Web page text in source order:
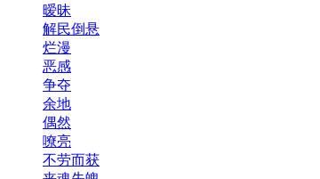
暧昧
解民倒悬
烂漫
恶感
争夺
余地
偶然
嘹亮
不劳而获